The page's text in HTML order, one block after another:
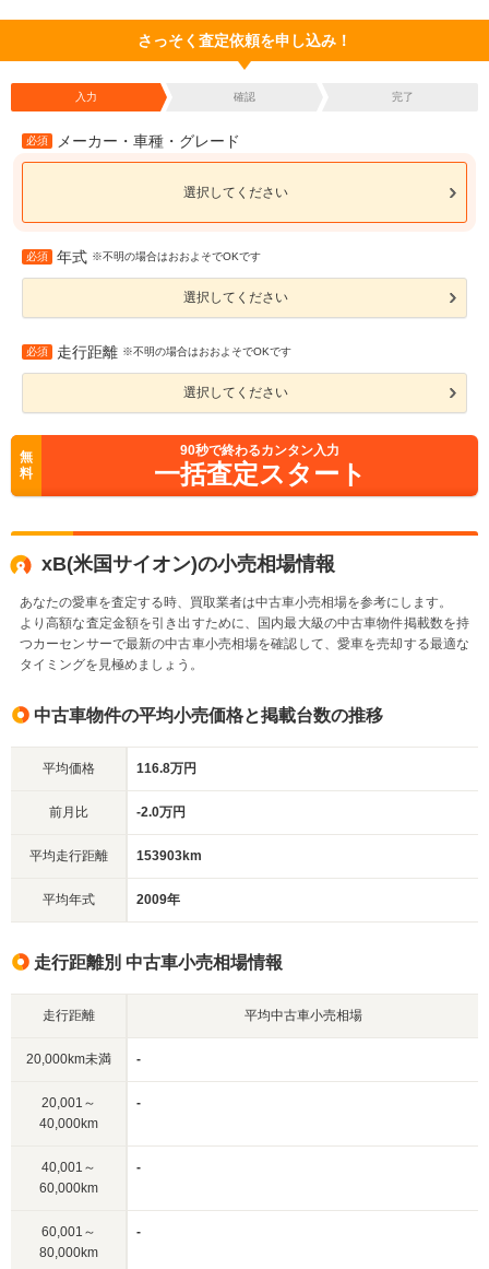
さっそく査定依頼を申し込み！
入力 確認 完了
必須 メーカー・車種・グレード
選択してください
必須 年式 ※不明の場合はおおよそでOKです
選択してください
必須 走行距離 ※不明の場合はおおよそでOKです
選択してください
無
料
90秒で終わるカンタン入力
一括査定スタート
xB(米国サイオン)の小売相場情報
あなたの愛車を査定する時、買取業者は中古車小売相場を参考にします。
より高額な査定金額を引き出すために、国内最大級の中古車物件掲載数を持
つカーセンサーで最新の中古車小売相場を確認して、愛車を売却する最適な
タイミングを見極めましょう。
中古車物件の平均小売価格と掲載台数の推移
平均価格 116.8万円
前月比 -2.0万円
平均走行距離 153903km
平均年式 2009年
走行距離別 中古車小売相場情報
走行距離 平均中古車小売相場
20,000km未満 -
20,001～
40,000km
-
40,001～
60,000km
-
60,001～
80,000km
-